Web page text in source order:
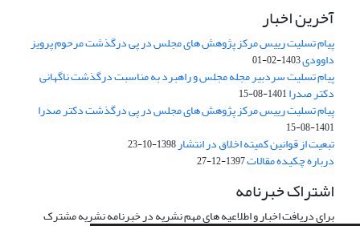
آخرین اخبار
پیام تسلیت رییس مرکز پژوهش های مجلس در پی درگذشت مرحوم پرویز
داوودی1403-02-01
پیام تسلیت سردبیر مجله مجلس و راهبرد به مناسبت درگذشت ناگهانی
دکتر صدرا1401-08-15
پیام تسلیت رییس مرکز پژوهش های مجلس در پی درگذشت دکتر صدرا
1401-08-15
تبعیت از قوانین کمیته اخلاق در انتشار1398-10-23
درباره چکیده مقالات1397-12-27
اشتراک خبرنامه
برای دریافت اخبار و اطلاعیه های مهم نشریه در خبرنامه نشریه مشترک